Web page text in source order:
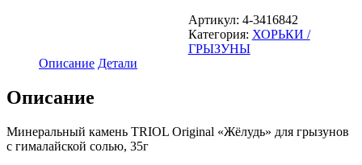
Артикул: 4-3416842
Категория: ХОРЬКИ /
ГРЫЗУНЫ
Описание Детали
Описание
Минеральный камень TRIOL Original «Жёлудь» для грызунов
с гималайской солью, 35г